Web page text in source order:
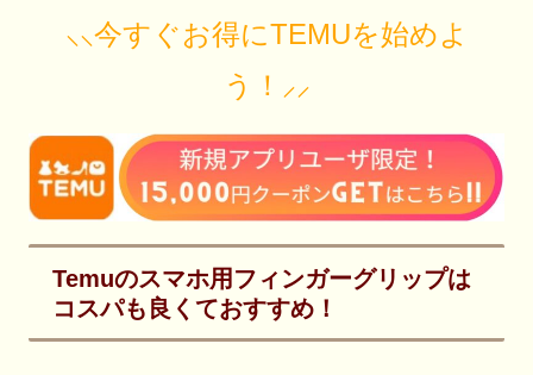
⸜⸜今すぐお得にTEMUを始めよ
う！⸝⸝
Temuのスマホ用フィンガーグリップは
コスパも良くておすすめ！